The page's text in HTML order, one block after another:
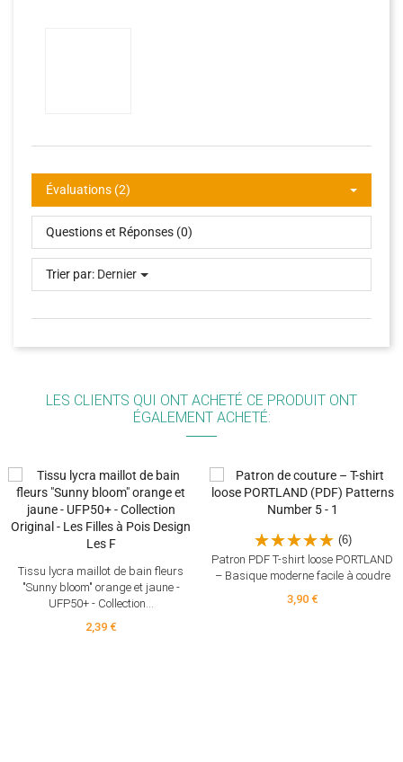
Évaluations (2)
Questions et Réponses (0)
Trier par: Dernier
LES CLIENTS QUI ONT ACHETÉ CE PRODUIT ONT
ÉGALEMENT ACHETÉ:
Tissu lycra maillot de bain fleurs
"Sunny bloom" orange et jaune -
UFP50+ - Collection...
2,39 €
(6)
Patron PDF T-shirt loose PORTLAND
– Basique moderne facile à coudre
3,90 €